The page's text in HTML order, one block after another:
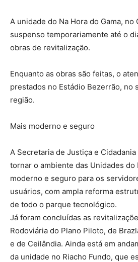
A unidade do Na Hora do Gama, no
suspenso temporariamente até o
obras de revitalização.
Enquanto as obras são feitas, o
prestados no Estádio Bezerrão, no
região.
Mais moderno e seguro
A Secretaria de Justiça e
tornar o ambiente das Unidades do
moderno e seguro para os
usuários, com ampla reforma
de todo o parque tecnológico.
Já foram concluídas as
Rodoviária do Plano Piloto, de
e de Ceilândia. Ainda está em
da unidade no Riacho Fundo, que